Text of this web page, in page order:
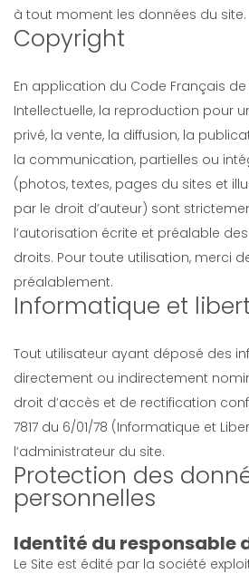
à tout moment les données du site.
Copyright
En application du Code Français de
Intellectuelle, la reproduction pour
privé, la vente, la diffusion, la
la communication, partielles ou
(photos, textes, pages du sites et
par le droit d’auteur) sont
l’autorisation écrite et préalable
droits. Pour toute utilisation, merci
préalablement.
Informatique et
Tout utilisateur ayant déposé des
directement ou indirectement
droit d’accès et de rectification
7817 du 6/01/78 (Informatique et
l’administrateur du site.
Protection des
personnelles
Identité du responsable
Le Site est édité par la société